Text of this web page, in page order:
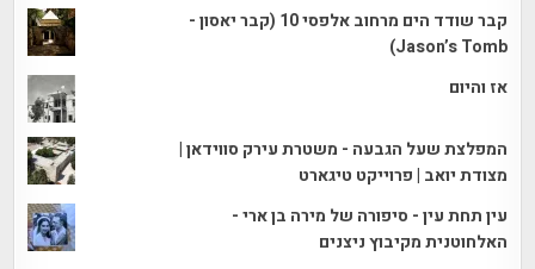
קבר שודד הים מרחוב אלפסי 10 (קבר יאסון -
Jason’s Tomb)
אז והיום
המפלצת שעל הגבעה - משטרת עירק סווידאן |
מצודת יואב | פרוייקט טיגארט
עין תחת עין - סיפורה של מירה בן ארי -
האלחוטנית מקיבוץ ניצנים